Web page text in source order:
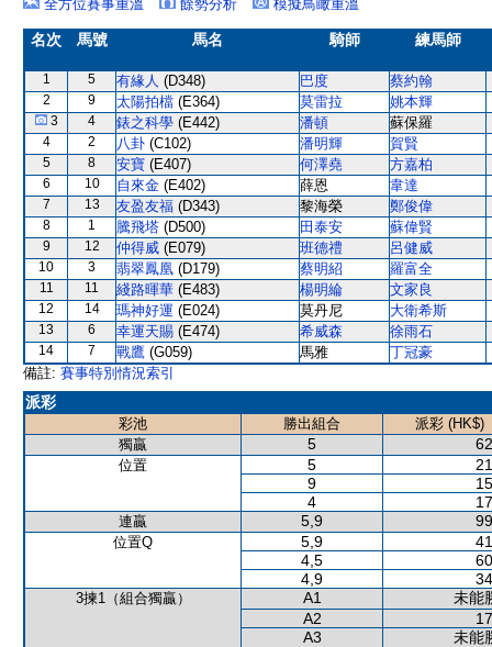
全方位賽事重溫
餘勢分析 模擬鳥瞰重溫
名次 馬號 馬名 騎師 練馬師
1 5 有緣人 (D348) 巴度 蔡約翰
2 9 太陽拍檔 (E364) 莫雷拉 姚本輝
3 4 錶之科學 (E442) 潘頓 蘇保羅
4 2 八卦 (C102) 潘明輝 賀賢
5 8 安寶 (E407) 何澤堯 方嘉柏
6 10 自來金 (E402) 薛恩 韋達
7 13 友盈友福 (D343) 黎海榮 鄭俊偉
8 1 騰飛塔 (D500) 田泰安 蘇偉賢
9 12 仲得威 (E079) 班德禮 呂健威
10 3 翡翠鳳凰 (D179) 蔡明紹 羅富全
11 11 綫路暉華 (E483) 楊明綸 文家良
12 14 瑪神好運 (E024) 莫丹尼 大衛希斯
13 6 幸運天賜 (E474) 希威森 徐雨石
14 7 戰鷹 (G059) 馬雅
丁冠豪
備註: 賽事特別情況索引
派彩
彩池 勝出組合
派彩 (HK$)
獨贏
5
位置 5
9
4
連贏 5,9
位置Q 5,9
4,5
4,9
3揀1（組合獨贏） A1
未能
A2
A3
未能